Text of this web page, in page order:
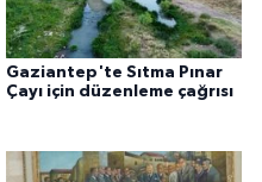
Gaziantep'te Sıtma Pınar
Çayı için düzenleme çağrısı